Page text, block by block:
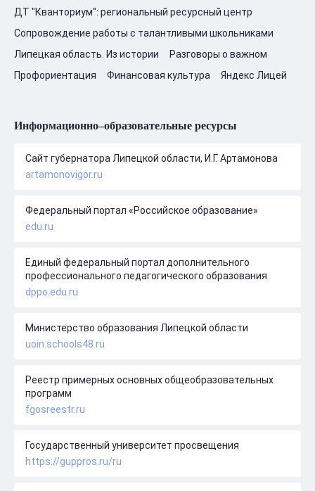
ДТ "Кванториум": региональный ресурсный центр
Сопровождение работы с талантливыми школьниками
Липецкая область. Из истории
Разговоры о важном
Профориентация
Финансовая культура Яндекс Лицей
Информационно–образовательные ресурсы
Сайт губернатора Липецкой области, И.Г. Артамонова
artamonovigor.ru
Федеральный портал «Российское образование»
edu.ru
Единый федеральный портал дополнительного
профессионального педагогического образования
dppo.edu.ru
Министерство образования Липецкой области
uoin.schools48.ru
Реестр примерных основных общеобразовательных
программ
fgosreestr.ru
Государственный университет просвещения
https://guppros.ru/ru